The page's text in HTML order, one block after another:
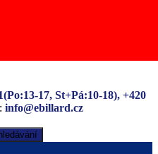
17, St+Pá:10-18), +420
info@ebillard.cz